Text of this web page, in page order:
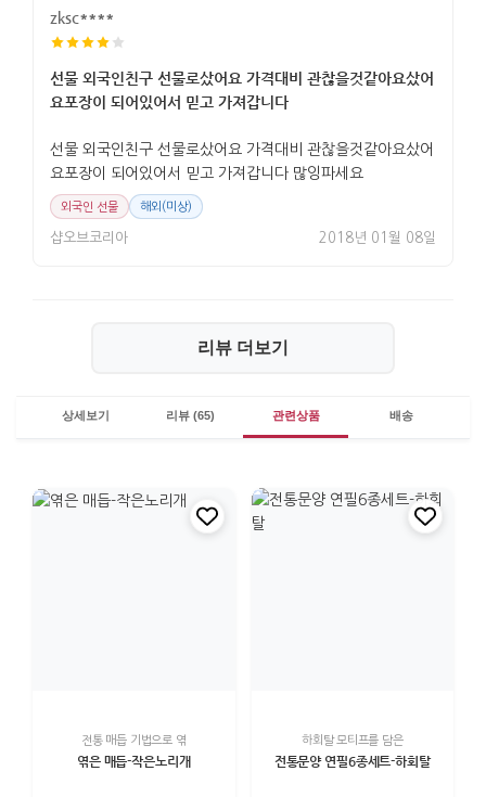
zksc****
선물 외국인친구 선물로샀어요 가격대비 관찮을것같아요샀어
요포장이 되어있어서 믿고 가져갑니다
선물 외국인친구 선물로샀어요 가격대비 관찮을것같아요샀어
요포장이 되어있어서 믿고 가져갑니다 많잉파세요
외국인 선물 해외(미상)
샵오브코리아 2018년 01월 08일
리뷰 더보기
상세보기 리뷰 (65) 관련상품 배송
전통 매듭 기법으로 엮
엮은 매듭-작은노리개
하회탈 모티프를 담은
전통문양 연필6종세트-하회탈